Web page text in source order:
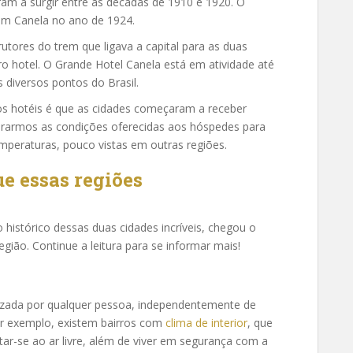
Canela no ano de 1924.
do trem que ligava a capital para as duas
hotel. O Grande Hotel Canela está em atividade até
diversos pontos do Brasil.
hotéis é que as cidades começaram a receber
as condições oferecidas aos hóspedes para
pouco vistas em outras regiões.
essas regiões
dessas duas cidades incríveis, chegou o
Continue a leitura para se informar mais!
por qualquer pessoa, independentemente de
exemplo, existem bairros com clima de interior, que
se ao ar livre, além de viver em segurança com a